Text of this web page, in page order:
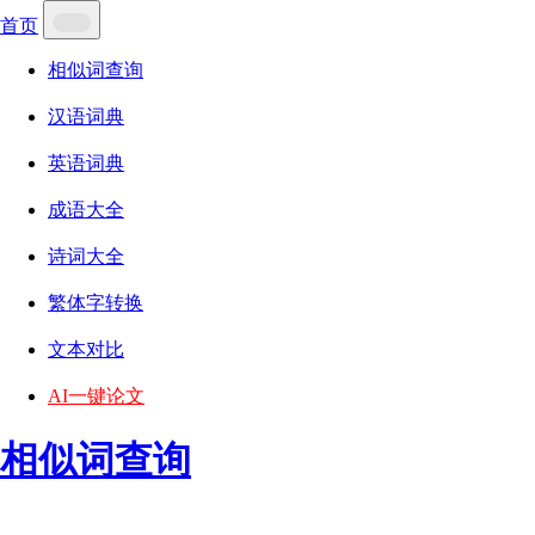
首页
相似词查询
汉语词典
英语词典
成语大全
诗词大全
繁体字转换
文本对比
AI一键论文
相似词查询